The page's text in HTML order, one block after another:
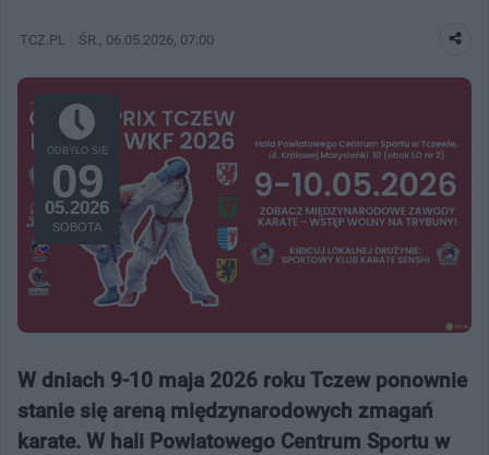
TCZ.PL ŚR. , 06.05.2026, 07:00
ODBYŁO SIĘ
09
05.2026
SOBOTA
W dniach 9-10 maja 2026 roku Tczew ponownie
stanie się areną międzynarodowych zmagań
karate. W hali Powiatowego Centrum Sportu w